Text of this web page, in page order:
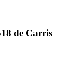
de Carris